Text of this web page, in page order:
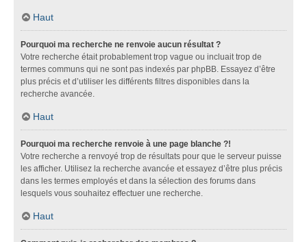
Haut
Pourquoi ma recherche ne renvoie aucun résultat ?
Votre recherche était probablement trop vague ou incluait trop de
termes communs qui ne sont pas indexés par phpBB. Essayez d’être
plus précis et d’utiliser les différents filtres disponibles dans la
recherche avancée.
Haut
Pourquoi ma recherche renvoie à une page blanche ?!
Votre recherche a renvoyé trop de résultats pour que le serveur puisse
les afficher. Utilisez la recherche avancée et essayez d’être plus précis
dans les termes employés et dans la sélection des forums dans
lesquels vous souhaitez effectuer une recherche.
Haut